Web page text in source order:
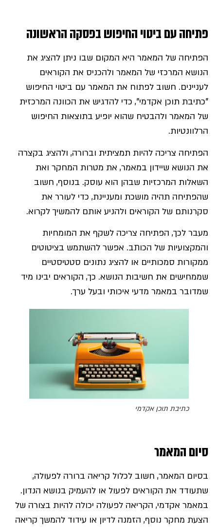
פתיחה עם ביטוי החיפוש בפסקה הראשונה
הפתיחה של המאמר היא המקום שבו ניתן להציג את
הנושא המרכזי של המאמר ולהכניס את הקוראים
לעניינים. חשוב לפתוח את המאמר עם ביטוי החיפוש
"כתיבת תוכן אקדמי", כדי להדגיש את הכוונה המרכזית
של המאמר ולהבטיח שהוא יופיע בתוצאות החיפוש
הרלוונטיות.
הפתיחה צריכה להיות תמציתית וברורה, ולהציג בקצרה
את הנושא שיידון במאמר, את מטרות המחקר ואת
השאלות המרכזיות שבהן הוא עוסק. בנוסף, חשוב
שהפתיחה תהיה מושכת ומעניינת, כדי לעורר את
סקרנותם של הקוראים ולהניע אותם להמשיך לקרוא.
מעבר לכך, הפתיחה צריכה לשקף את המומחיות
והמקצועיות של הכותב. אפשר להשתמש בציטוטים
ממקורות סמכותיים או להציג נתונים סטטיסטיים
שממחישים את חשיבות הנושא. כך, הקוראים יבינו מיד
שמדובר במאמר מדעי איכותי ובעל ערך.
כתיבת תוכן אקדמי
סיום המאמר
בסיום המאמר, חשוב לכלול קריאה ברורה לפעולה,
שתעודד את הקוראים לפעול או להעמיק בנושא הנדון.
במאמר אקדמי, הקריאה לפעולה יכולה להיות בצורה של
הצעת מחקר נוסף, הזמנה לדיון או עידוד להמשך קריאה